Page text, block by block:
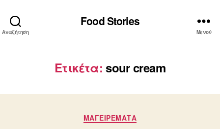
Αναζήτηση
Food Stories
Μενού
Ετικέτα: sour cream
Κατηγορίες
ΜΑΓΕΙΡΕΜΑΤΑ